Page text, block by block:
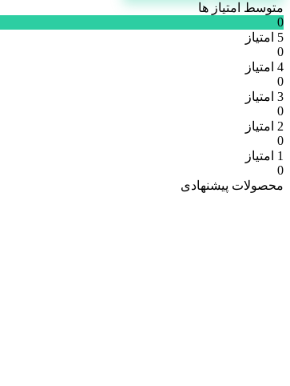
متوسط امتیاز ها
0
5 امتیاز
0
4 امتیاز
0
3 امتیاز
0
2 امتیاز
0
1 امتیاز
0
محصولات پیشنهادی